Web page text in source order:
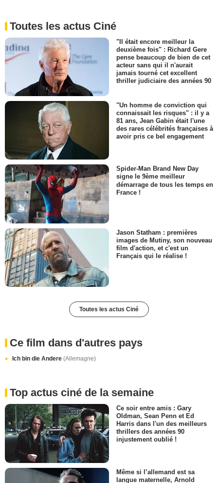
Toutes les actus Ciné
"Il était encore meilleur la
deuxième fois" : Richard Gere
pense beaucoup de bien de cet
acteur sans qui il n'aurait
jamais tourné cet excellent
thriller judiciaire des années 90
"Un homme de conviction qui
connaissait les risques" : il y a
81 ans, Jean Gabin était l'une
des rares célébrités françaises à
avoir pris ce bel engagement
Spider-Man Brand New Day
signe le 9ème meilleur
démarrage de tous les temps en
France !
Jason Statham : premières
images de Mutiny, son nouveau
film d'action, et c'est un
Français qui le réalise !
Toutes les actus Ciné
Ce film dans d'autres pays
Ich bin die Andere (Allemagne)
Top actus ciné de la semaine
Ce soir entre amis : Gary
Oldman, Sean Penn et Ed
Harris dans l'un des meilleurs
thrillers des années 90
injustement oublié !
Même si l’allemand est sa
langue maternelle, Arnold